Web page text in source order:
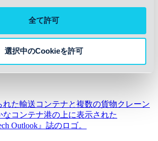
全て許可
選択中のCookieを許可
Trade Magazine
されたものを、原文所有者の同意を得て
載したものである。
ツ